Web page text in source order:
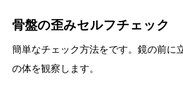
骨盤の歪みセルフチェック
簡単なチェック方法をです。鏡の前に
の体を観察します。